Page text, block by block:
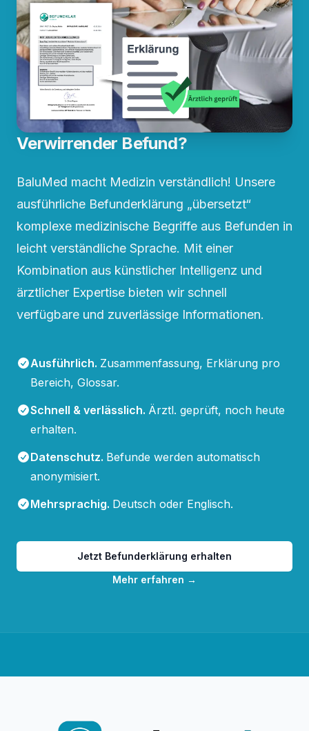
Verwirrender Befund?
BaluMed macht Medizin verständlich! Unsere
ausführliche Befunderklärung „übersetzt“
komplexe medizinische Begriffe aus Befunden in
leicht verständliche Sprache. Mit einer
Kombination aus künstlicher Intelligenz und
ärztlicher Expertise bieten wir schnell
verfügbare und zuverlässige Informationen.
Ausführlich. Zusammenfassung, Erklärung pro
Bereich, Glossar.
Schnell & verlässlich. Ärztl. geprüft, noch heute
erhalten.
Datenschutz. Befunde werden automatisch
anonymisiert.
Mehrsprachig. Deutsch oder Englisch.
Jetzt Befunderklärung erhalten
Mehr erfahren →